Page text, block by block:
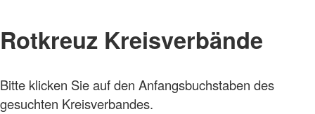
Rotkreuz Kreisverbände
Bitte klicken Sie auf den Anfangsbuchstaben des
gesuchten Kreisverbandes.